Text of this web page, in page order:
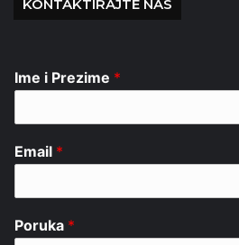
KONTAKTIRAJTE NAS
Ime i Prezime *
Email *
Poruka *